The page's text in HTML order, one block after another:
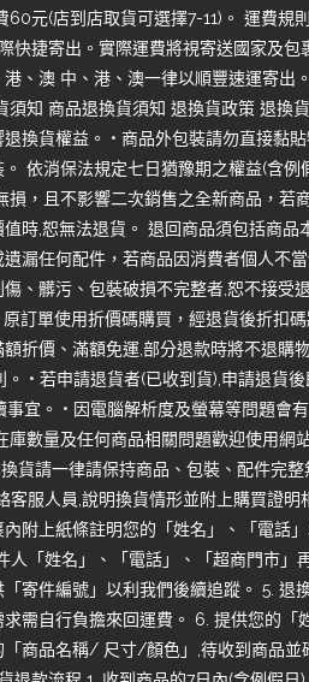
元(店到店取貨可選擇7-11)。 運費規
快捷寄出。實際運費將視寄送國家及包
、澳 中、港、澳一律以順豐速運寄出
須知 商品退換貨須知 退換貨政策 退換
換貨權益。 • 商品外包裝請勿直接黏
依消保法規定七日猶豫期之權益(含例
損，且不影響二次銷售之全新商品，若
時,恕無法退貨。 退回商品須包括商品
漏任何配件，若商品因消費者個人不
、髒污、包裝破損不完整者,恕不接受
訂單使用折價碼購買，經退貨後折扣
折價、滿額免運,部分退款時將不退購
• 若申請退貨者(已收到貨),申請退貨
宜。 • 因電腦解析度及螢幕等問題會
數量及任何商品相關問題歡迎使用網
貨請一律請保持商品、包裝、配件完
客服人員,說明換貨情形並附上購買證明
附上紙條註明您的「姓名」、「電話
人「姓名」、「電話」、「超商門市」
寄件編號」以利我們後續追蹤。 5. 退
需自行負擔來回運費。 6. 提供您的「
商品名稱/ 尺寸/顏色」,待收到商品並